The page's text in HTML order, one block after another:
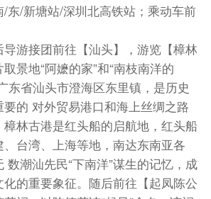
/东/新塘站/深圳北高铁站；乘动车前
游接团前往【汕头】，游览【樟林
景地“阿嬷的家”和“南枝南洋的
东省汕头市澄海区东里镇，是历史
要的 对外贸易港口和海上丝绸之路
樟林古港是红头船的启航地，红头船
台湾、上海等地，南达东南亚各
数潮汕先民“下南洋”谋生的记忆，成
的重要象征。随后前往【起凤陈公